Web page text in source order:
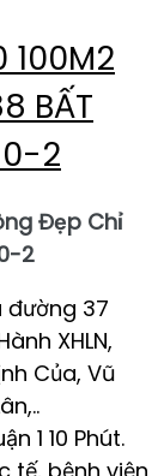
100M2
BẤT
0-2
Đẹp Chỉ
2
đường 37
XHLN,
Của, Vũ
1 10 Phút.